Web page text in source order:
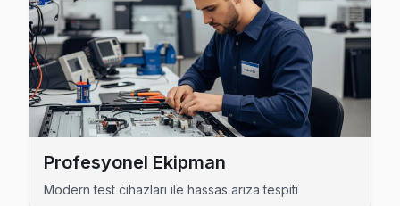
Profilo Servis Merkezi →
Çukur Profilo Servis
Çukur sakinlerine özel: Profilo TV tamirinde parça değişimi
Beyoğlu Profilo Servis →
Emekyemez mahallesi Profilo TV servisinde şeffaf
Emekyemez Profilo Açılmıyor Arıza →
Profesyonel Ekipman
Modern test cihazları ile hassas arıza tespiti